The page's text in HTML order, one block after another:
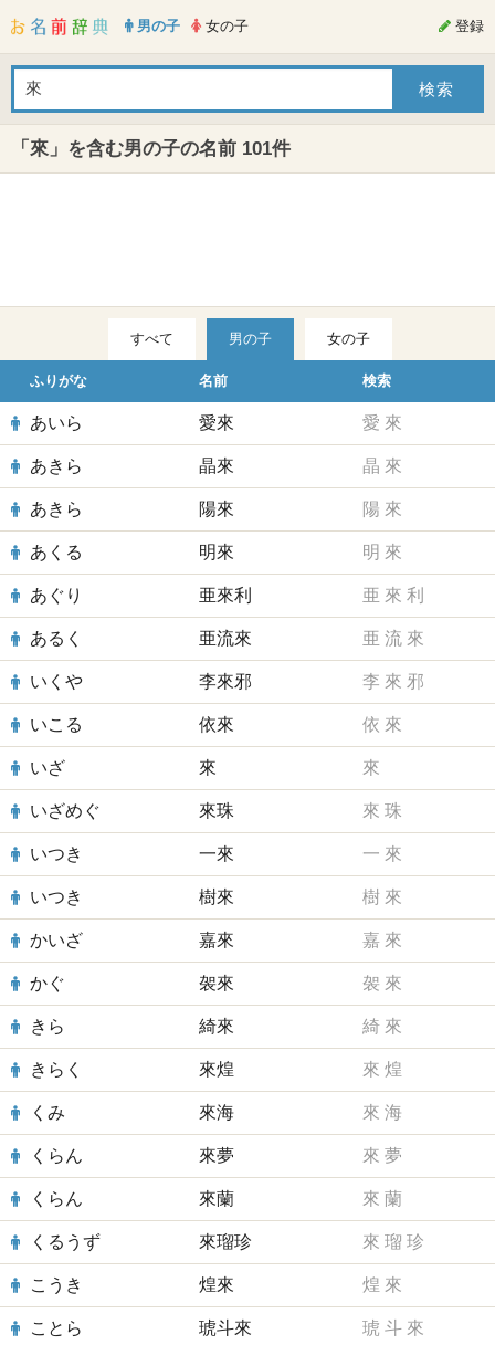
男の子 女の子 登録
「來」を含む男の子の名前 101件
すべて 男の子 女の子
ふりがな 名前 検索
あいら 愛來 愛 來
あきら 晶來 晶 來
あきら 陽來 陽 來
あくる 明來 明 來
あぐり 亜來利 亜 來 利
あるく 亜流來 亜 流 來
いくや 李來邪 李 來 邪
いこる 依來 依 來
いざ 來 來
いざめぐ 來珠 來 珠
いつき 一來 一 來
いつき 樹來 樹 來
かいざ 嘉來 嘉 來
かぐ 袈來 袈 來
きら 綺來 綺 來
きらく 來煌 來 煌
くみ 來海 來 海
くらん 來夢 來 夢
くらん 來蘭 來 蘭
くるうず 來瑠珍 來 瑠 珍
こうき 煌來 煌 來
ことら 琥斗來 琥 斗 來